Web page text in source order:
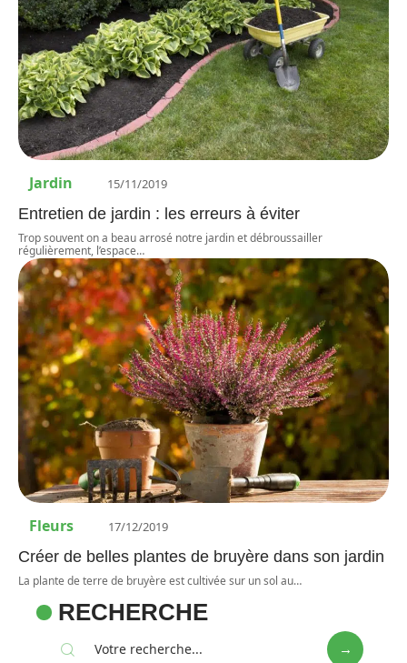
Jardin 15/11/2019
Entretien de jardin : les erreurs à éviter
Trop souvent on a beau arrosé notre jardin et débroussailler
régulièrement, l’espace…
Fleurs 17/12/2019
Créer de belles plantes de bruyère dans son jardin
La plante de terre de bruyère est cultivée sur un sol au…
RECHERCHE